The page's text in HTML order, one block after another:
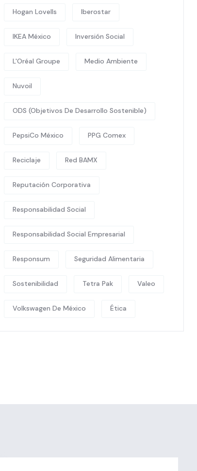
Hogan Lovells Iberostar
IKEA México Inversión Social
L'Oréal Groupe Medio Ambiente
Nuvoil
ODS (Objetivos De Desarrollo Sostenible)
PepsiCo México PPG Comex
Reciclaje Red BAMX
Reputación Corporativa
Responsabilidad Social
Responsabilidad Social Empresarial
Responsum Seguridad Alimentaria
Sostenibilidad Tetra Pak Valeo
Volkswagen De México Ética